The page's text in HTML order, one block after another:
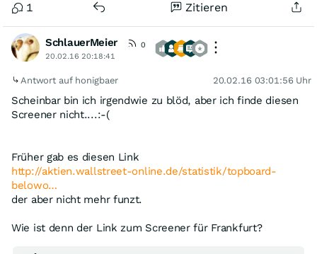
1 Zitieren
SchlauerMeier
0
20.02.16 20:18:41
Antwort auf honigbaer 20.02.16 03:01:56 Uhr
Scheinbar bin ich irgendwie zu blöd, aber ich finde diesen
Screener nicht....:-(
Früher gab es diesen Link
http://aktien.wallstreet-online.de/statistik/topboard-
belowo…
der aber nicht mehr funzt.
Wie ist denn der Link zum Screener für Frankfurt?